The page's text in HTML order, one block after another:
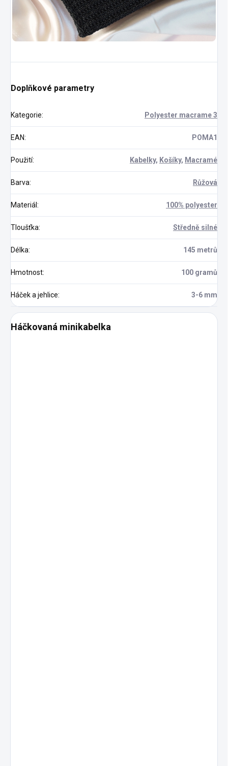
Doplňkové parametry
Kategorie: Polyester macrame 3
EAN: POMA1
Použití: Kabelky, Košíky, Macramé
Barva: Růžová
Materiál : 100% polyester
Tloušťka: Středně silné
Délka: 145 metrů
Hmotnost: 100 gramů
Háček a jehlice: 3-6 mm
Háčkovaná minikabelka